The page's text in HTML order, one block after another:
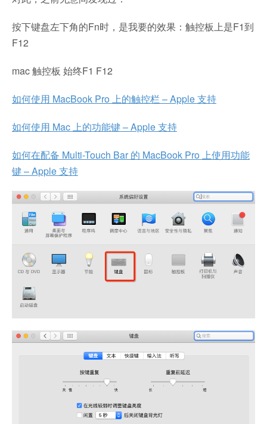
按下键盘左下角的Fn时，是我要的效果：触控板上是F1到
F12
mac 触控板 始终F1 F12
如何使用 MacBook Pro 上的触控栏 – Apple 支持
如何使用 Mac 上的功能键 – Apple 支持
如何在配备 Multi-Touch Bar 的 MacBook Pro 上使用功能
键 – Apple 支持